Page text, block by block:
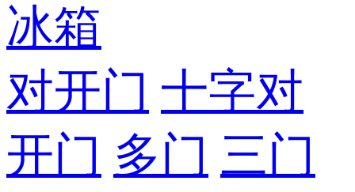
冰箱
对开门 十字对
开门 多门 三门